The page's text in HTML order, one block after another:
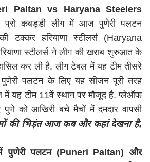
Paltan vs Haryana Steelers
प्रो कबड्डी लीग में आज पुणेरी पलटन
टक्कर हरियाणा स्टीलर्स (Haryana
स्टीलर्स ने लीग की खराब शुरुआत के
कर ली है. लीग टेबल में यह टीम तीसरे
पुणेरी पलटन के लिए यह सीजन पूरी तरह
में यह टीम 11वें स्थान पर मौजूद है. प्लेऑफ
को आखिरी बचे मैचों में दमदार वापसी
की भिड़ंत आज कब और कहां देखना है,
में पुणेरी पलटन (Puneri Paltan) और